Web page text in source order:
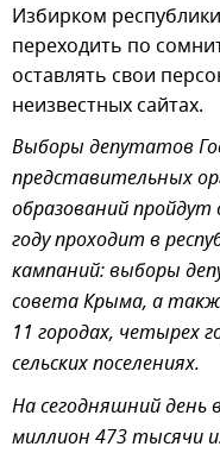
Избирком
переходить по
оставлять свои
неизвестных сайтах.
Выборы депутатов
представительных
образований пройдут
году проходит в
кампаний: выборы
совета Крыма, а
11 городах, четырех
сельских поселениях.
На сегодняшний день
миллион 473 тысячи